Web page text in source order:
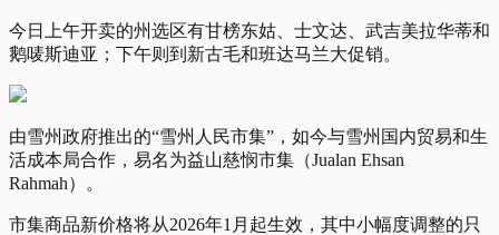
今日上午开卖的州选区有甘榜东姑、士文达、武吉美拉华蒂和
鹅唛斯迪亚；下午则到新古毛和班达马兰大促销。
由雪州政府推出的“雪州人民市集”，如今与雪州国内贸易和生
活成本局合作，易名为益山慈悯市集（Jualan Ehsan
Rahmah）。
市集商品新价格将从2026年1月起生效，其中小幅度调整的只